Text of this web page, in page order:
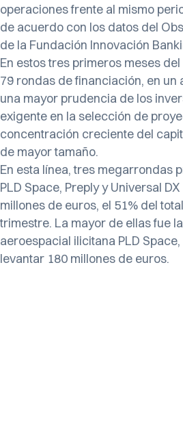
operaciones frente al mismo
de acuerdo con los datos del
de la Fundación Innovación
En estos tres primeros meses
79 rondas de financiación, en
una mayor prudencia de los
exigente en la selección de
concentración creciente del
de mayor tamaño.
En esta línea, tres megarrondas
PLD Space, Preply y Universal
millones de euros, el 51% del
trimestre. La mayor de ellas fue
aeroespacial ilicitana PLD
levantar 180 millones de euros.